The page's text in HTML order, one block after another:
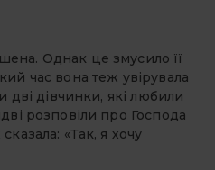
Однак це змусило її
час вона теж увірувала
дві дівчинки, які любили
розповіли про Господа
«Так, я хочу